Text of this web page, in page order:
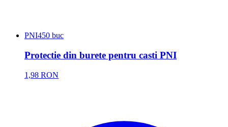
PNI450 buc
Protectie din burete pentru casti PNI
1,98 RON